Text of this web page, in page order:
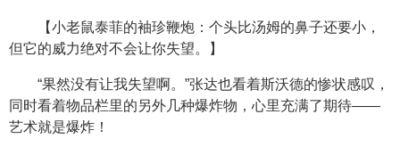
【小老鼠泰菲的袖珍鞭炮：个头比汤姆的鼻子还要小，
但它的威力绝对不会让你失望。】
“果然没有让我失望啊。”张达也看着斯沃德的惨状感叹，
同时看着物品栏里的另外几种爆炸物，心里充满了期待——
艺术就是爆炸！